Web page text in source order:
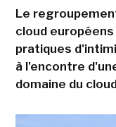
Le
cloud
pratiques
à l'encontre
domaine du